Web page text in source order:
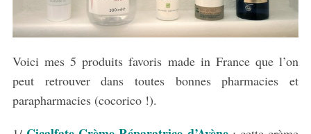
Voici mes 5 produits favoris made in France que l’on
peut retrouver dans toutes bonnes pharmacies et
parapharmacies (cocorico !).